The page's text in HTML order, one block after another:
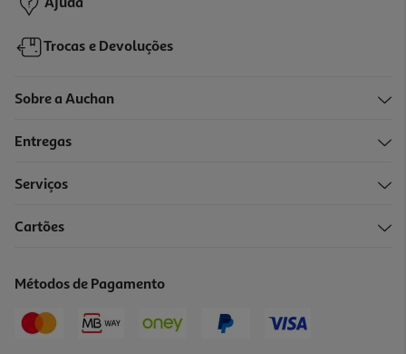
Ajuda
Trocas e Devoluções
Sobre a Auchan
Entregas
Serviços
Cartões
Métodos de Pagamento